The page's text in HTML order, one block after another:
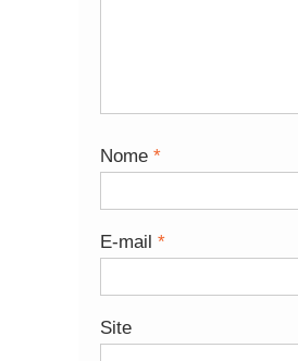
Nome *
E-mail *
Site